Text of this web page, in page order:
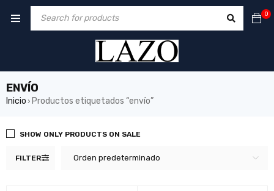
0
ENVÍO
Inicio › Productos etiquetados “envío”
FILTER Orden predeterminado
SHOW ONLY PRODUCTS ON SALE